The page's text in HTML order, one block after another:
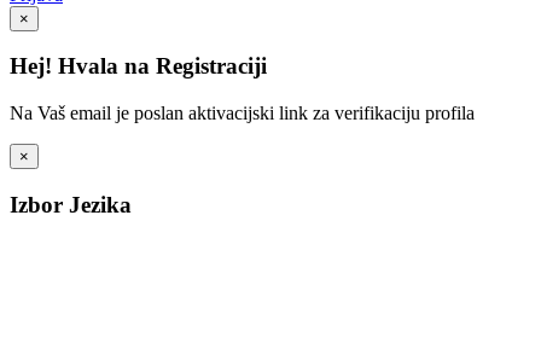
×
Hej! Hvala na Registraciji
Na Vaš email je poslan aktivacijski link za verifikaciju profila
×
Izbor Jezika